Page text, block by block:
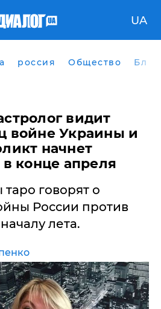
UA
россия Общество
видит
войне Украины и
начнет
конце апреля
говорят о
России против
лета.